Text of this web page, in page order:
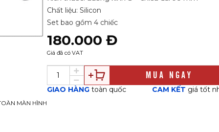
MÀN HÌNH
Chất liệu: Silicon
Set bao gồm 4 chiếc
180.000 Đ
Giá đã có VAT
MUA NGAY
GIAO HÀNG toàn quốc CAM KẾT giá tốt